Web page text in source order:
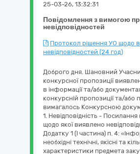
Повідомлення з вимогою
невідповідностей
25-03-26, 13:32:31
Протокол рішення УО щодо
невідповідностей (24 год)
Доброго дня. Шановний
конкурсної пропозиції
в інформації та/або
конкурсній пропозиції та/або
вимагалось Конкурсною
1. Невідповідність -
щодо якої виявлено
Додатку 1 (І частина) п. 4:
необхідні технічні, якісні та
характеристики предмета